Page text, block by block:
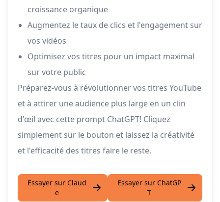
croissance organique
Augmentez le taux de clics et l'engagement sur
vos vidéos
Optimisez vos titres pour un impact maximal
sur votre public
Préparez-vous à révolutionner vos titres YouTube
et à attirer une audience plus large en un clin
d'œil avec cette prompt ChatGPT! Cliquez
simplement sur le bouton et laissez la créativité
et l'efficacité des titres faire le reste.
Essayer sur Claud
e
Essayer sur ChatGP
T